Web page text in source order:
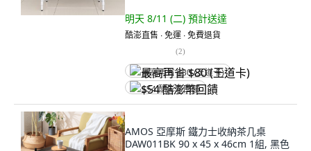
明天 8/11 (二) 預計送達
酷澎直售 ∙ 免運 ∙ 免費退貨
(2)
最高再省 $80 (王道卡)
$54 酷澎幣回饋
AMOS 亞摩斯 鐵力士收納茶几桌
DAW011BK 90 x 45 x 46cm 1組, 黑色